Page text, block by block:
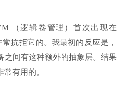
（逻辑卷管理）首次出现在
常抗拒它的。我最初的反应是，
之间有这种额外的抽象层。结果
有用的。